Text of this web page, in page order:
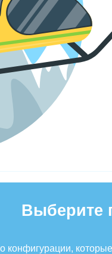
Выберите
конфигурации,